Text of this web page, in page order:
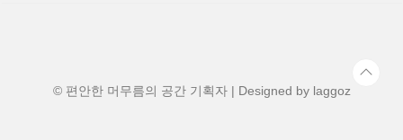
터 변환플러그로, 전 세계 150여 개국 이상
의 콘센트 규격을 지원합니다. 10..
© 편안한 머무름의 공간 기획자 | Designed by laggoz